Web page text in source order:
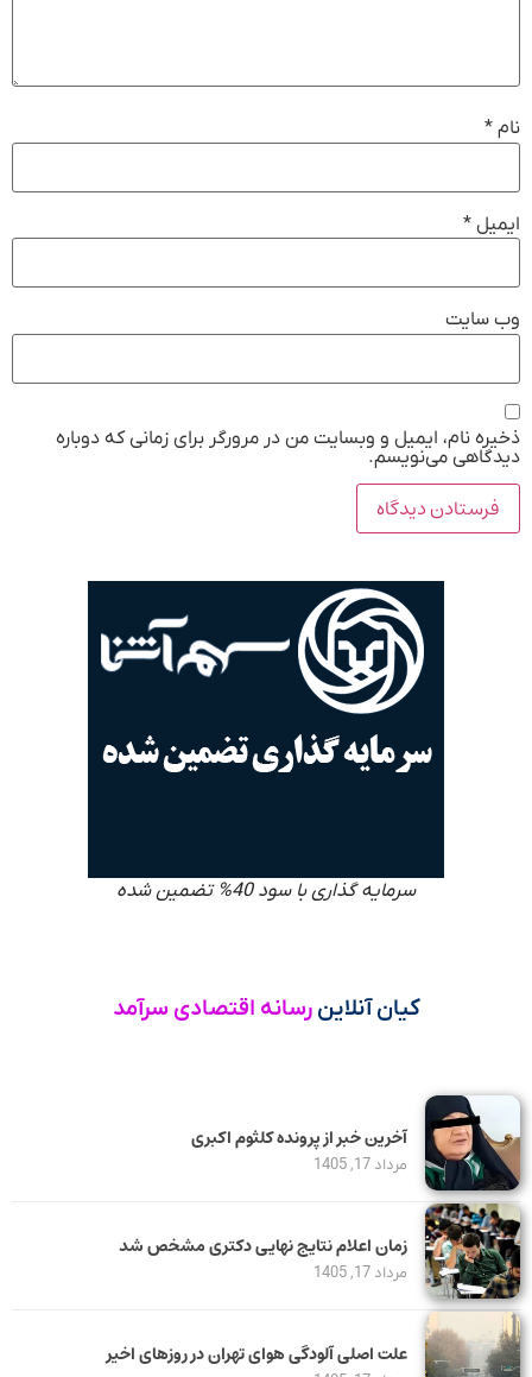
نام *
ایمیل *
وب‌ سایت
ذخیره نام، ایمیل و وبسایت من در مرورگر برای زمانی که دوباره
دیدگاهی می‌نویسم.
سرمایه گذاری با سود 40% تضمین شده
کیان آنلاین رسانه اقتصادی سرآمد
آخرین خبر از پرونده کلثوم اکبری
مرداد 17, 1405
زمان اعلام نتایج نهایی دکتری مشخص شد
مرداد 17, 1405
علت اصلی آلودگی هوای تهران در روزهای اخیر